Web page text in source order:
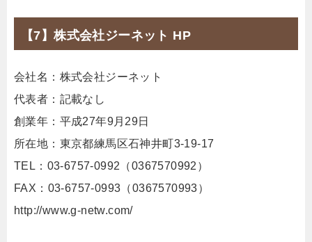
【7】株式会社ジーネット HP
会社名：株式会社ジーネット
代表者：記載なし
創業年：平成27年9月29日
所在地：東京都練馬区石神井町3-19-17
TEL：03-6757-0992（0367570992）
FAX：03-6757-0993（0367570993）
http://www.g-netw.com/